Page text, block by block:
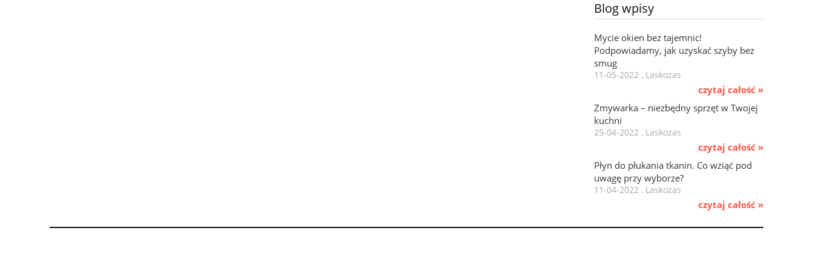
Blog wpisy
Mycie okien bez tajemnic!
Podpowiadamy, jak uzyskać szyby bez
smug
11-05-2022 , Laskozas
czytaj całość »
Zmywarka – niezbędny sprzęt w Twojej
kuchni
25-04-2022 , Laskozas
czytaj całość »
Płyn do płukania tkanin. Co wziąć pod
uwagę przy wyborze?
11-04-2022 , Laskozas
czytaj całość »